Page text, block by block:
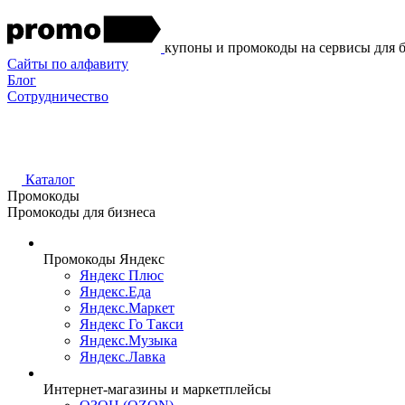
купоны и промокоды на сервисы для
Сайты по алфавиту
Блог
Сотрудничество
Каталог
Промокоды
Промокоды для бизнеса
Промокоды Яндекс
Яндекс Плюс
Яндекс.Еда
Яндекс.Маркет
Яндекс Го Такси
Яндекс.Музыка
Яндекс.Лавка
Интернет-магазины и маркетплейсы